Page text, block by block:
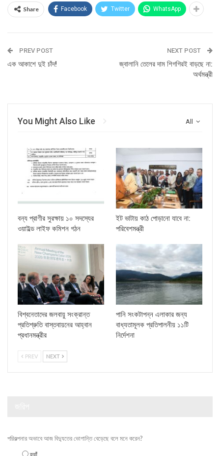
Share Facebook Twitter WhatsApp
PREV POST
এক আকাশে দুই চাঁদ!
NEXT POST
জ্বালানি তেলের দাম শিগগিরই বাড়ছে না:
অর্থমন্ত্রী
All
You Might Also Like
বন্য প্রাণীর সুরক্ষায় ১০ সদস্যের
ওয়াইল্ড লাইফ কমিশন গঠন
ইট ভাটায় কাঠ পোড়ানো যাবে না:
পরিবেশমন্ত্রী
বিশ্বনেতাদের জলবায়ু সংক্রান্ত
প্রতিশ্রুতি বাস্তবায়নের আহ্বান
প্রধানমন্ত্রীর
পানি সংকটাপন্ন এলাকার জন্য
বাধ্যতামূলক প্রতিপালনীয় ১১টি
নির্দেশনা
PREV NEXT
পরিকল্পনার অভাবে আজ বিদ্যুতের ভোগান্তি বেড়েছে বলে মনে করেন?
হ্যাঁ